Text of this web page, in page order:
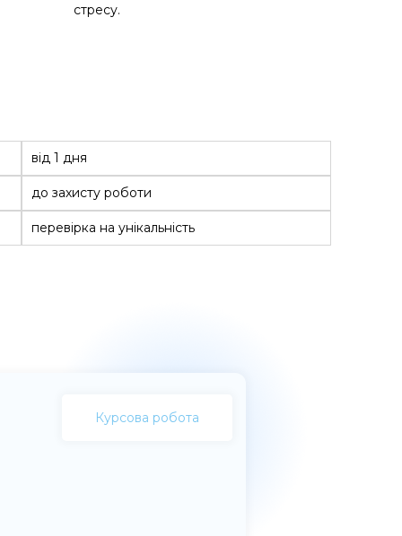
стресу.
від 1 дня
до захисту роботи
перевірка на унікальність
Курсова робота